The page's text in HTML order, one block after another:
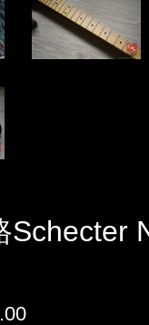
Schecter